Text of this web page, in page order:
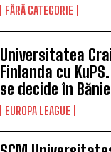
FĂRĂ CATEGORIE
Universitatea
Finlanda cu
se decide în Bănie
EUROPA LEAGUE